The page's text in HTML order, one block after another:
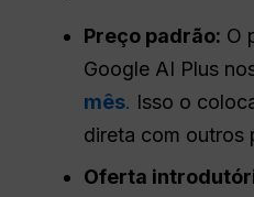
Preço padrão: O
Google AI Plus
mês. Isso o
direta com outros
Oferta